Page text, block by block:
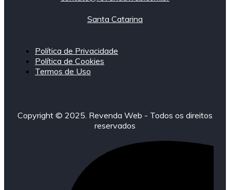
Santa Catarina
Política de Privacidade
Política de Cookies
Termos de Uso
Copyright © 2025. Revenda Web - Todos os direitos
reservados